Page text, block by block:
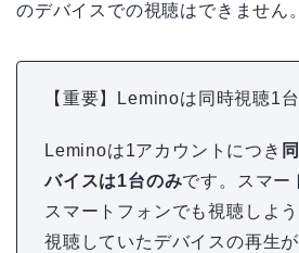
のデバイスでの視聴はできません。
【重要】Leminoは同時視聴1
Leminoは1アカウントにつき
バイスは1台のみです。スマー
スマートフォンでも視聴しよ
視聴していたデバイスの再生が